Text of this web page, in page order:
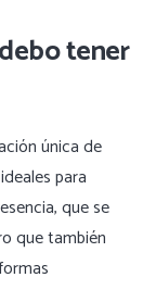
tener
única de
para
que se
que también